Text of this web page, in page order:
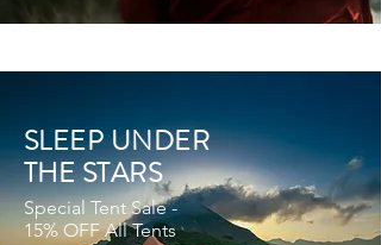
SLEEP UNDER
THE STARS
Special Tent Sale -
15% OFF All Tents